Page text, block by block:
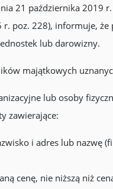
21 października 2019
r. poz. 228), informuje,
lub darowizny.
majątkowych
lub osoby
zawierające:
i adres lub nazwę
cenę, nie niższą niż